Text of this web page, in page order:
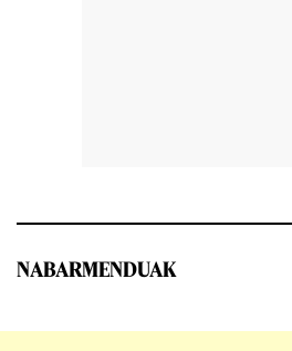
NABARMENDUAK